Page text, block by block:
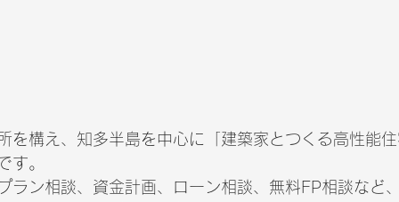
を構え、知多半島を中心に「建築家とつくる高性能
す。
ラン相談、資金計画、ローン相談、無料FP相談など、